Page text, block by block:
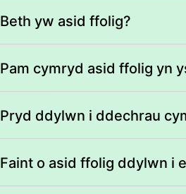
Beth yw asid ffolig?
Pam cymryd asid ffolig yn
Pryd ddylwn i ddechrau
Faint o asid ffolig ddylwn i